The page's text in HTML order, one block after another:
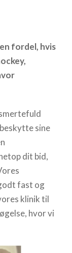
fordel, hvis
sine
dit bid,
fast og
klinik til
hvor vi